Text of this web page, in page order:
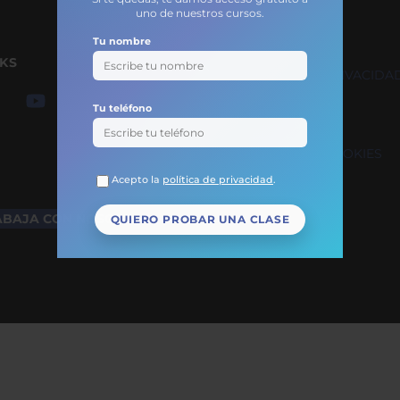
uno de nuestros cursos.
Tu nombre
Tu teléfono
Acepto la política de privacidad.
Back
POLÍTICA DE
AVISO LEGAL
POLÍTICA DE COOKIES
CON NOSOTROS